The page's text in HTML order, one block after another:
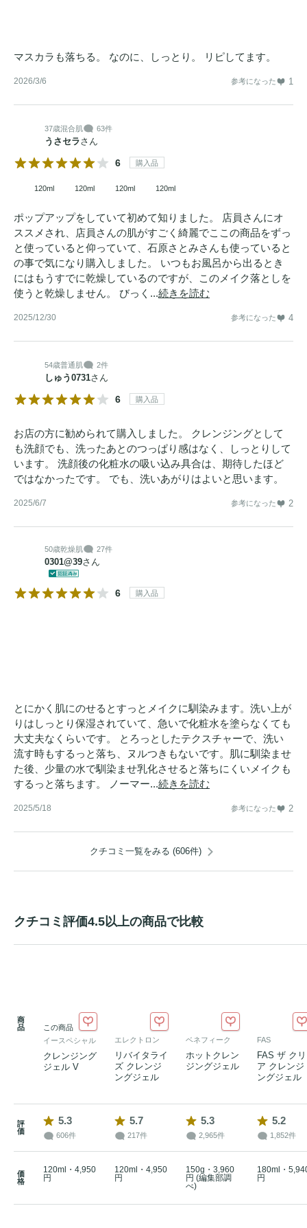
マスカラも落ちる。 なのに、しっとり。 リピしてます。
2026/3/6 参考になった 1
37歳混合肌 63件
うさセラさん
6 購入品
120ml 120ml 120ml 120ml
ポップアップをしていて初めて知りました。 店員さんにオ
ススメされ、店員さんの肌がすごく綺麗でここの商品をずっ
と使っていると仰っていて、石原さとみさんも使っていると
の事で気になり購入しました。 いつもお風呂から出るとき
にはもうすでに乾燥しているのですが、このメイク落としを
使うと乾燥しません。 びっく...続きを読む
2025/12/30 参考になった 4
54歳普通肌 2件
しゅう0731さん
6 購入品
お店の方に勧められて購入しました。 クレンジングとして
も洗顔でも、洗ったあとのつっぱり感はなく、しっとりして
います。 洗顔後の化粧水の吸い込み具合は、期待したほど
ではなかったです。 でも、洗いあがりはよいと思います。
2025/6/7 参考になった 2
50歳乾燥肌 27件
0301@39さん
6 購入品
とにかく肌にのせるとすっとメイクに馴染みます。洗い上が
りはしっとり保湿されていて、急いで化粧水を塗らなくても
大丈夫なくらいです。 とろっとしたテクスチャーで、洗い
流す時もするっと落ち、ヌルつきもないです。肌に馴染ませ
た後、少量の水で馴染ませ乳化させると落ちにくいメイクも
するっと落ちます。 ノーマー...続きを読む
2025/5/18 参考になった 2
クチコミ一覧をみる (606件)
クチコミ評価4.5以上の商品で比較
商
品
この商品
イースペシャル
クレンジング
ジェル V
エレクトロン
リバイタライ
ズ クレンジ
ングジェル
ベネフィーク
ホットクレン
ジングジェル
FAS
FAS ザ クリ
ア クレンジ
ングジェル
評
価
5.3
606件
5.7
217件
5.3
2,965件
5.2
1,852件
価
格
120ml・4,950
円
120ml・4,950
円
150g・3,960
円 (編集部調
べ)
180ml・
円